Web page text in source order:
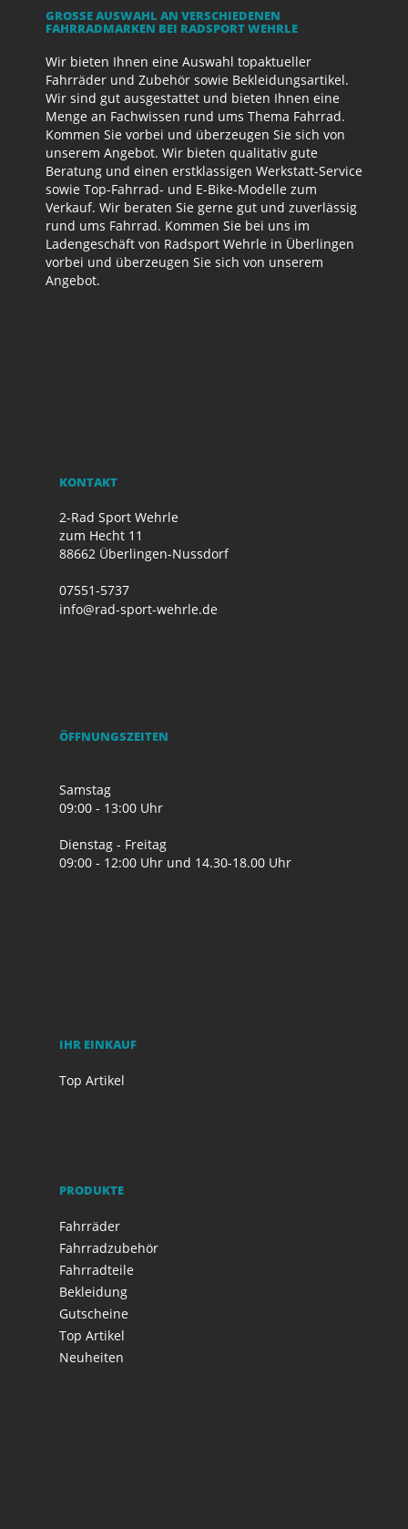
GROSSE AUSWAHL AN VERSCHIEDENEN F
AHRRADMARKEN BEI RADSPORT WEHRLE
Wir bieten Ihnen eine Auswahl topaktueller
Fahrräder und Zubehör sowie Bekleidungsartikel.
Wir sind gut ausgestattet und bieten Ihnen eine
Menge an Fachwissen rund ums Thema Fahrrad.
Kommen Sie vorbei und überzeugen Sie sich von
unserem Angebot. Wir bieten qualitativ gute
Beratung und einen erstklassigen Werkstatt-Service
sowie Top-Fahrrad- und E-Bike-Modelle zum
Verkauf. Wir beraten Sie gerne gut und zuverlässig
rund ums Fahrrad. Kommen Sie bei uns im
Ladengeschäft von Radsport Wehrle in Überlingen
vorbei und überzeugen Sie sich von unserem
Angebot.
KONTAKT
2-Rad Sport Wehrle
zum Hecht 11
88662 Überlingen-Nussdorf
07551-5737
info@rad-sport-wehrle.de
ÖFFNUNGSZEITEN
Samstag
09:00 - 13:00 Uhr
Dienstag - Freitag
09:00 - 12:00 Uhr und 14.30-18.00 Uhr
IHR EINKAUF
Top Artikel
PRODUKTE
Fahrräder
Fahrradzubehör
Fahrradteile
Bekleidung
Gutscheine
Top Artikel
Neuheiten